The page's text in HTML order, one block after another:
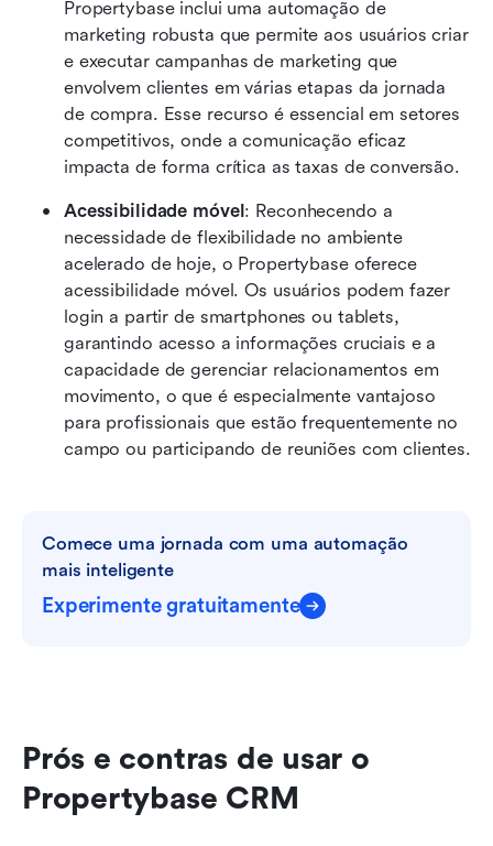
Propertybase inclui uma automação de
marketing robusta que permite aos usuários criar
e executar campanhas de marketing que
envolvem clientes em várias etapas da jornada
de compra. Esse recurso é essencial em setores
competitivos, onde a comunicação eficaz
impacta de forma crítica as taxas de conversão.
Acessibilidade móvel : Reconhecendo a
necessidade de flexibilidade no ambiente
acelerado de hoje, o Propertybase oferece
acessibilidade móvel. Os usuários podem fazer
login a partir de smartphones ou tablets,
garantindo acesso a informações cruciais e a
capacidade de gerenciar relacionamentos em
movimento, o que é especialmente vantajoso
para profissionais que estão frequentemente no
campo ou participando de reuniões com clientes.
Comece uma jornada com uma automação
mais inteligente
Experimente gratuitamente
Prós e contras de usar o
Propertybase CRM